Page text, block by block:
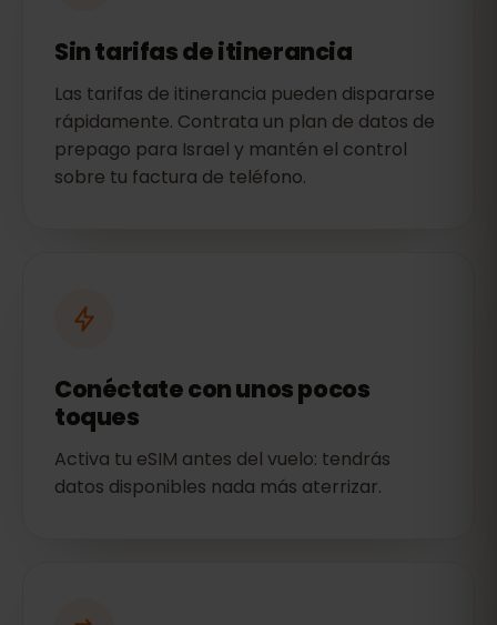
Sin tarifas de itinerancia
Las tarifas de itinerancia pueden dispararse
rápidamente. Contrata un plan de datos de
prepago para Israel y mantén el control
sobre tu factura de teléfono.
Conéctate con unos pocos
toques
Activa tu eSIM antes del vuelo: tendrás
datos disponibles nada más aterrizar.